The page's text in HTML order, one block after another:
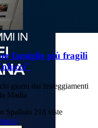
famiglie più fragili
giorni dai festeggiamenti
Madia
Spalluto 218 viste